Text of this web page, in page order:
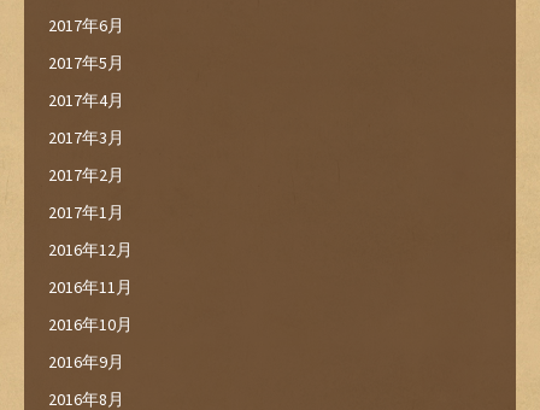
2017年6月
2017年5月
2017年4月
2017年3月
2017年2月
2017年1月
2016年12月
2016年11月
2016年10月
2016年9月
2016年8月